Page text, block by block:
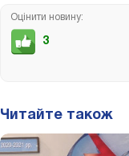
Оцінити новину:
3
Читайте також